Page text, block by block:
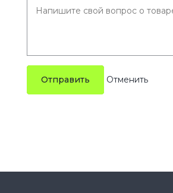
Отправить